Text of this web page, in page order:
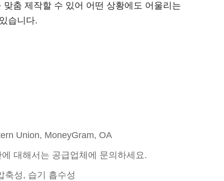
춤 제작할 수 있어 어떤 상황에도 어울리는
습니다.
Union, MoneyGram, OA
대해서는 공급업체에 문의하세요.
축성, 습기 흡수성